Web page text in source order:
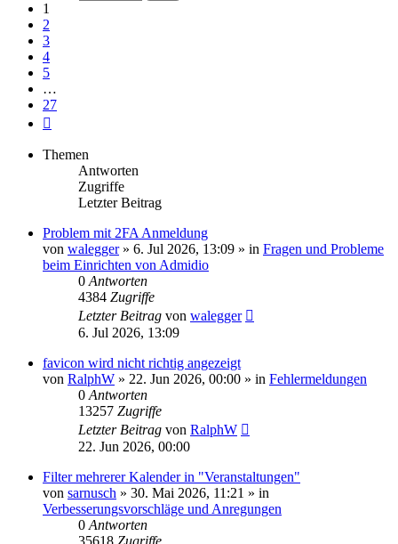
1
2
3
4
5
…
27
Themen
Antworten
Zugriffe
Letzter Beitrag
Problem mit 2FA Anmeldung
von walegger» 6. Jul 2026, 13:09 » in Fragen und Probleme
beim Einrichten von Admidio
0 Antworten
4384 Zugriffe
Letzter Beitrag von walegger
6. Jul 2026, 13:09
favicon wird nicht richtig angezeigt
von RalphW » 22. Jun 2026, 00:00 » in Fehlermeldungen
0 Antworten
13257 Zugriffe
Letzter Beitrag von RalphW
22. Jun 2026, 00:00
Filter mehrerer Kalender in "Veranstaltungen"
von sarnusch » 30. Mai 2026, 11:21 » in
Verbesserungsvorschläge und Anregungen
0 Antworten
35618 Zugriffe